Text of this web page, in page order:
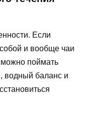
Если
и вообще чаи
поймать
водный баланс и